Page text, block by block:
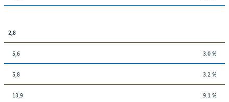
2,8
5,6 3.0 %
5,8 3.2 %
13,9 9.1 %